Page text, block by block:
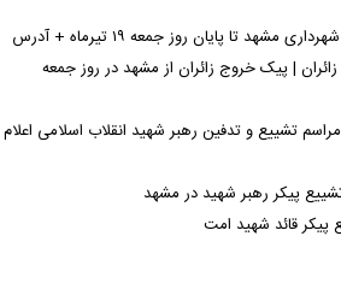
| پیک خروج زائران از مشهد در روز جمعه
تشییع و تدفین رهبر شهید انقلاب اسلامی اعلام
پیکر رهبر شهید در مشهد
پیکر قائد شهید امت